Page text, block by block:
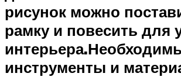
рисунок можно
рамку и повесить для
интерьера.
инструменты и